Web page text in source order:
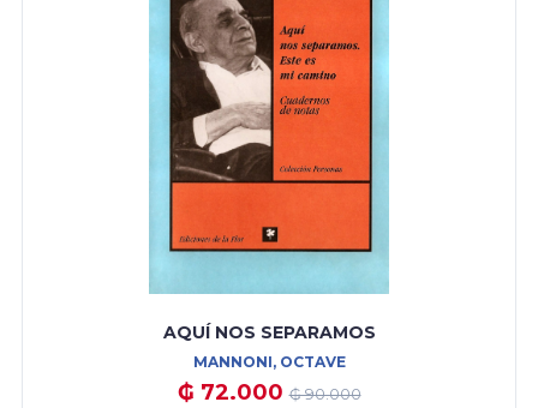
AQUÍ NOS SEPARAMOS
MANNONI, OCTAVE
₲ 72.000₲ 90.000